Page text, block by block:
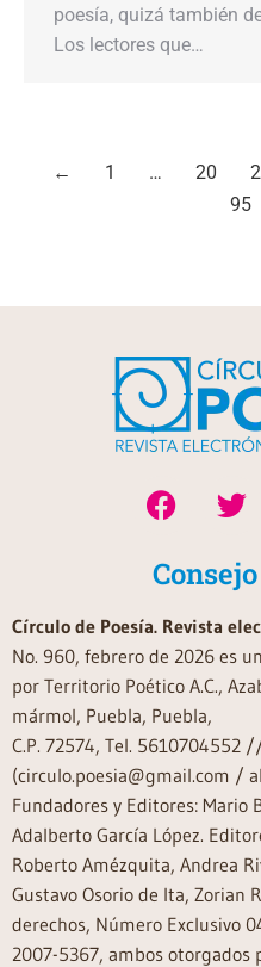
poesía, quizá también
Los lectores que…
← 1 … 20
95
Círculo de Poesía. Revista
No. 960, febrero de 2026 es
por Territorio Poético A.C.,
mármol, Puebla, Puebla,
C.P. 72574, Tel. 5610704552
(circulo.poesia@gmail.com /
Fundadores y Editores: Mario
Adalberto García López.
Roberto Amézquita, Andrea
Gustavo Osorio de Ita, Zorian
derechos, Número Exclusivo
2007-5367, ambos